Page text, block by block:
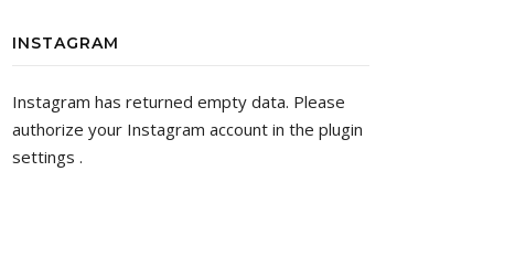
INSTAGRAM
Instagram has returned empty data. Please
authorize your Instagram account in the plugin
settings .